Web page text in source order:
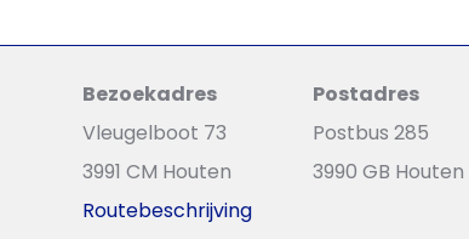
Bezoekadres
Vleugelboot 73
3991 CM Houten
Routebeschrijving
Postadres
Postbus 285
3990 GB Houten